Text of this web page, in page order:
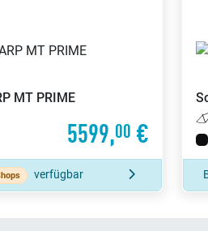
MT PRIME
5599,00 €
verfügbar